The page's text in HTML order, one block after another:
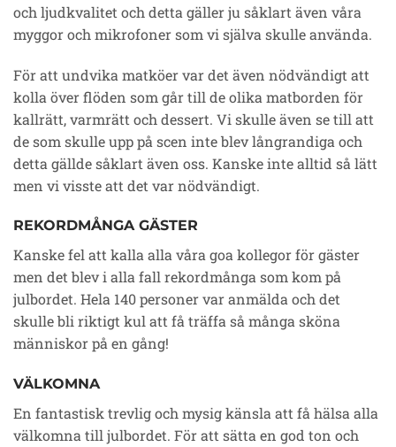
och ljudkvalitet och detta gäller ju såklart även våra
myggor och mikrofoner som vi själva skulle använda.
För att undvika matköer var det även nödvändigt att
kolla över flöden som går till de olika matborden för
kallrätt, varmrätt och dessert. Vi skulle även se till att
de som skulle upp på scen inte blev långrandiga och
detta gällde såklart även oss. Kanske inte alltid så lätt
men vi visste att det var nödvändigt.
REKORDMÅNGA GÄSTER
Kanske fel att kalla alla våra goa kollegor för gäster
men det blev i alla fall rekordmånga som kom på
julbordet. Hela 140 personer var anmälda och det
skulle bli riktigt kul att få träffa så många sköna
människor på en gång!
VÄLKOMNA
En fantastisk trevlig och mysig känsla att få hälsa alla
välkomna till julbordet. För att sätta en god ton och